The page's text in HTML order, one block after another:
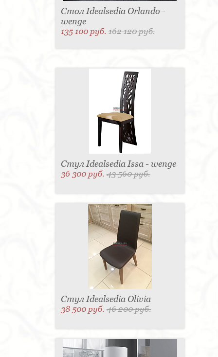
Стол Idealsedia Orlando -
wenge
135 100 руб.162 120 руб.
Стул Idealsedia Issa - wenge
36 300 руб.43 560 руб.
Стул Idealsedia Olivia
38 500 руб.46 200 руб.